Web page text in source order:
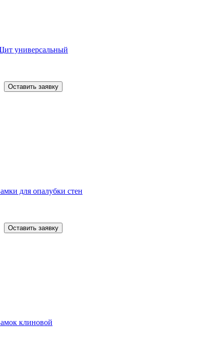
универсальный
Оставить заявку
для опалубки стен
Оставить заявку
клиновой